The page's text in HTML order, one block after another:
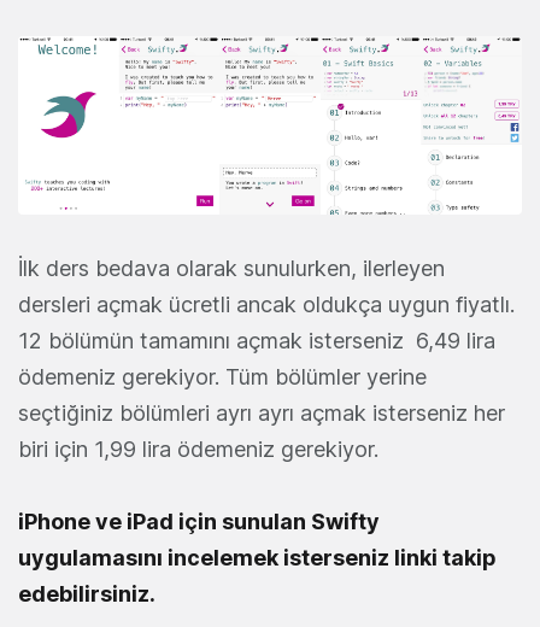
İlk ders bedava olarak sunulurken, ilerleyen
dersleri açmak ücretli ancak oldukça uygun fiyatlı.
12 bölümün tamamını açmak isterseniz 6,49 lira
ödemeniz gerekiyor. Tüm bölümler yerine
seçtiğiniz bölümleri ayrı ayrı açmak isterseniz her
biri için 1,99 lira ödemeniz gerekiyor.
iPhone ve iPad için sunulan Swifty
uygulamasını incelemek isterseniz linki takip
edebilirsiniz.